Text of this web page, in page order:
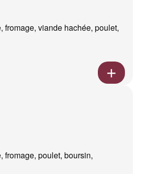
fromage, viande hachée, poulet,
fromage, poulet, boursin,